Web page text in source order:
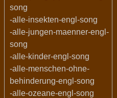
song
-alle-insekten-engl-song
-alle-jungen-maenner-engl-
song
-alle-kinder-engl-song
-alle-menschen-ohne-
behinderung-engl-song
-alle-ozeane-engl-song